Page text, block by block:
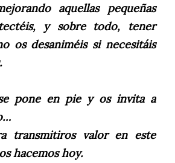
aquellas pequeñas
y sobre todo, tener
os desaniméis si necesitáis
pone en pie y os invita a
transmitiros valor en este
hacemos hoy.